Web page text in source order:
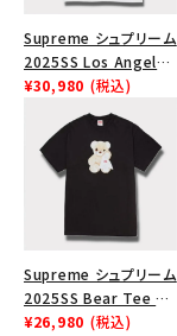
Supreme シュプリーム
2025SS Los Angeles
Fire Relief Box Logo
Tee ファイヤーリリー
フボックスロゴTシャツ
ホワイト 白
¥30,980 (税込)
Supreme シュプリーム
2025SS Bear Tee ベ
ア Tシャツ ブラック 黒
¥26,980 (税込)